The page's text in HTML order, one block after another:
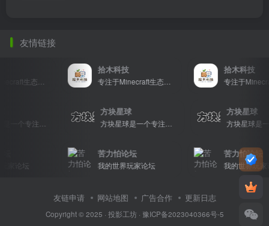
友情链接
专注于Minecraft生态建设
拾木科技
专注于Minecraft生态建设
拾木科技
方块星球是一个专注于我的世界的中文论坛，提供丰富的资源分享、玩家交流和创意展示，包括地图、皮肤、数据包等内容，打造Minecraft玩家的专属社区乐园！
方块星球
方块星球是一个专注于我的世界的中文论坛，提供丰富的资源分享、玩家交流和创意展示，包括地图、皮肤、数据包等内容，打造Minecraft玩家的专属社区乐园！
方块星球
家论坛
苦力怕论坛
我的世界玩家论坛
苦力怕论坛
我的世界玩家
友链申请 网站地图 广告合作 更新日志
Copyright © 2025 · 投影工坊· 豫ICP备2023040366号-5